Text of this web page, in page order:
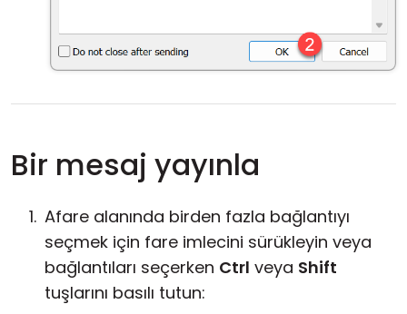
Bir mesaj yayınla
Afare alanında birden fazla bağlantıyı
seçmek için fare imlecini sürükleyin veya
bağlantıları seçerken Ctrl veya Shift
tuşlarını basılı tutun: